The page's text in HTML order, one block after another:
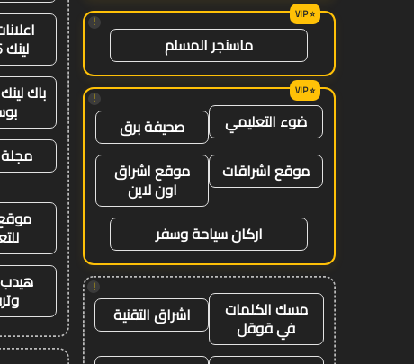
!
ماسنجر المسلم
!
ضوء التعليمي
صحيفة برق
موقع اشراقات
موقع اشراق
اون لاين
اركان سياحة وسفر
!
مسك الكلمات
في قوقل اشراق التقنية
لينك 2026
باك